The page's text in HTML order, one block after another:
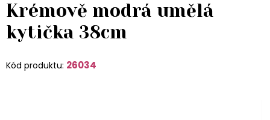
Krémově modrá umělá
kytička 38cm
Kód produktu: 26034